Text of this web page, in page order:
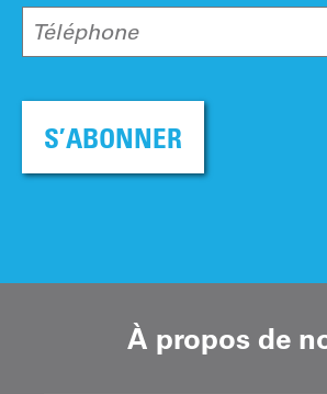
Téléphone
S’ABONNER
À propos de